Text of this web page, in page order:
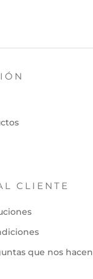
CLIENTE
que nos hacen